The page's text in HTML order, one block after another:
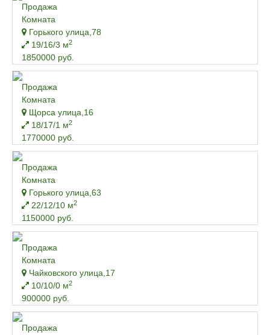
Продажа
Комната
Горького улица,78
19/16/3 м2
1850000 руб.
Продажа
Комната
Щорса улица,16
18/17/1 м2
1770000 руб.
Продажа
Комната
Горького улица,63
22/12/10 м2
1150000 руб.
Продажа
Комната
Чайковского улица,17
10/10/0 м2
900000 руб.
Продажа